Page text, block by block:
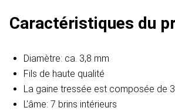
Caractéristiques du
Diamètre: ca. 3,8 mm
Fils de haute qualité
La gaine tressée est composée de
L'âme: 7 brins intérieurs